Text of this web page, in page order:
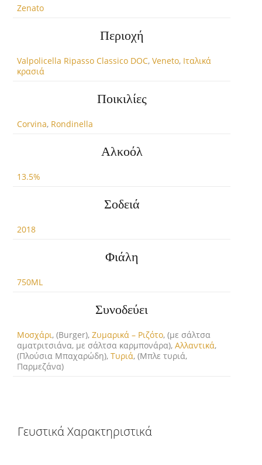
Zenato
Περιοχή
Valpolicella Ripasso Classico DOC, Veneto, Ιταλικά
κρασιά
Ποικιλίες
Corvina, Rondinella
Αλκοόλ
13.5%
Σοδειά
2018
Φιάλη
750ML
Συνοδεύει
Μοσχάρι, (Burger), Ζυμαρικά – Ριζότο, (με σάλτσα
αματριτσιάνα, με σάλτσα καρμπονάρα), Αλλαντικά,
(Πλούσια Μπαχαρώδη), Τυριά, (Μπλε τυριά,
Παρμεζάνα)
Γευστικά Χαρακτηριστικά